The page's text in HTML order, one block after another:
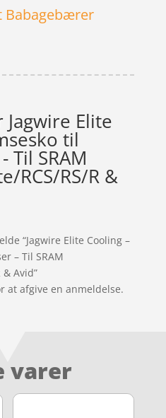
Babagebærer
Jagwire Elite
til
Til SRAM
RCS/RS/R &
“Jagwire Elite Cooling –
– Til SRAM
Avid”
at afgive en anmeldelse.
varer